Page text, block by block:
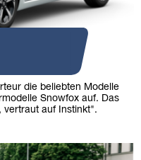
die beliebten Modelle
Snowfox auf. Das
vertraut auf Instinkt".